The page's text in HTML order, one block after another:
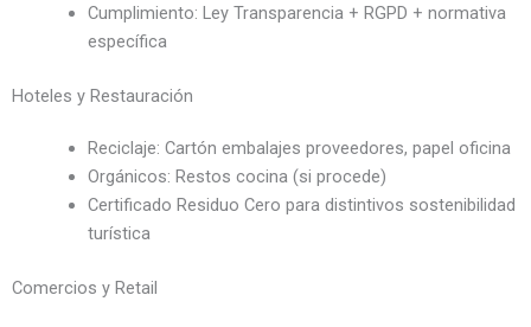
Cumplimiento: Ley Transparencia + RGPD + normativa
específica
Hoteles y Restauración
Reciclaje: Cartón embalajes proveedores, papel oficina
Orgánicos: Restos cocina (si procede)
Certificado Residuo Cero para distintivos sostenibilidad
turística
Comercios y Retail